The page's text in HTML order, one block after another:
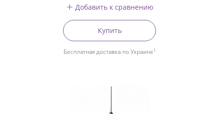
Добавить к сравнению
Купить
Бесплатная доставка по Украине1